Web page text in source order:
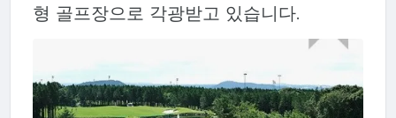
형 골프장으로 각광받고 있습니다.